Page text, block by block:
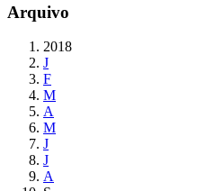
Arquivo
2018
J
F
M
A
M
J
J
A